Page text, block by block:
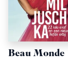
Beau Monde